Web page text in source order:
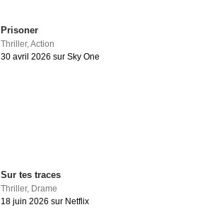
Prisoner
Thriller,Action
30 avril 2026 sur Sky One
Sur tes traces
Thriller, Drame
18 juin 2026 sur Netflix